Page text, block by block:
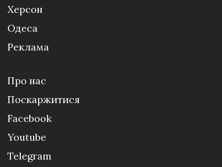
Херсон
Одеса
Реклама
Про нас
Поскаржитися
Facebook
Youtube
Telegram